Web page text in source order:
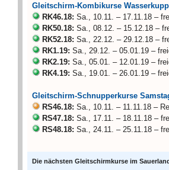
Gleitschirm-Kombikurse
RK46.18: Sa., 10.11. – 17.11.18 –
RK50.18: Sa., 08.12. – 15.12.18 –
RK52.18: Sa., 22.12. – 29.12.18 –
RK1.19: Sa., 29.12. – 05.01.19 –
RK2.19: Sa., 05.01. – 12.01.19 –
RK4.19: Sa., 19.01. – 26.01.19 –
Gleitschirm-Schnupperkurse
RS46.18: Sa., 10.11. – 11.11.18 –
RS47.18: Sa., 17.11. – 18.11.18 –
RS48.18: Sa., 24.11. – 25.11.18 –
Die nächsten Gleitschirmkurse im